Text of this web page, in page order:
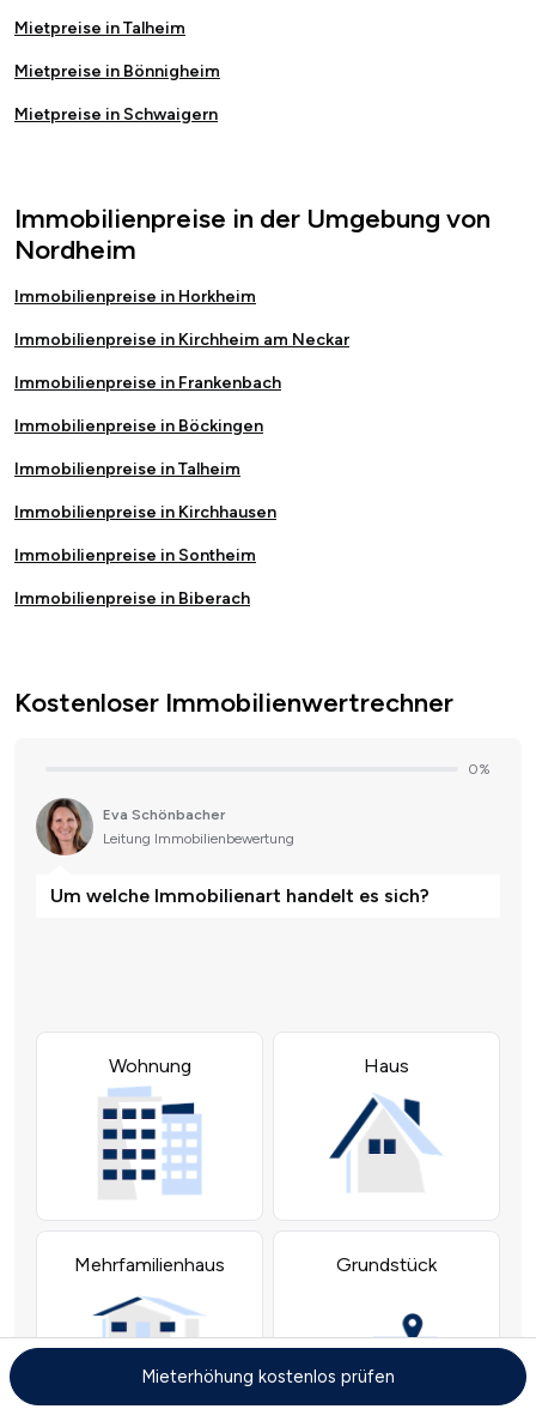
Mietpreise in Talheim
Mietpreise in Bönnigheim
Mietpreise in Schwaigern
Immobilienpreise in der Umgebung von
Nordheim
Immobilienpreise in Horkheim
Immobilienpreise in Kirchheim am Neckar
Immobilienpreise in Frankenbach
Immobilienpreise in Böckingen
Immobilienpreise in Talheim
Immobilienpreise in Kirchhausen
Immobilienpreise in Sontheim
Immobilienpreise in Biberach
Kostenloser Immobilienwertrechner
Mieterhöhung kostenlos prüfen